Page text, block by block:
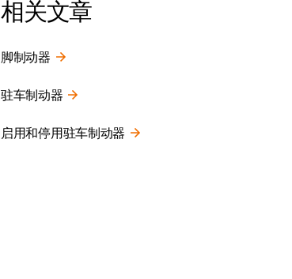
相关文章
脚制动器
驻车制动器
启用和停用驻车制动器